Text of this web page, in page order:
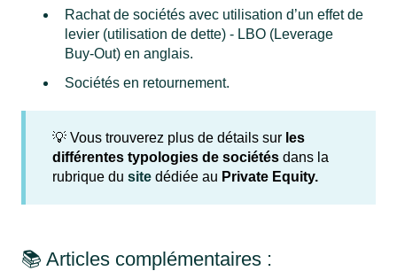
Rachat de sociétés avec utilisation d’un effet de
levier (utilisation de dette) - LBO (Leverage
Buy-Out) en anglais.
Sociétés en retournement.
💡 Vous trouverez plus de détails sur les
différentes typologies de sociétés dans la
rubrique du site dédiée au Private Equity.
📚 Articles complémentaires :